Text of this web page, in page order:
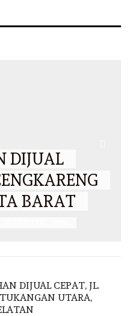
DIJUAL
BARAT
DIJUAL CEPAT, JL.
UTARA,